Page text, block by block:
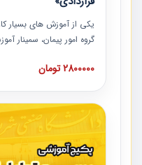
یکی از آموزش‏‏‏‏‏‏ های بسیار
گروه امور پیمان، سمینار
های عمرانی» چالش ها،
است که در محل سندیکای
مدارک پیمان به همراه
2800000 تومان